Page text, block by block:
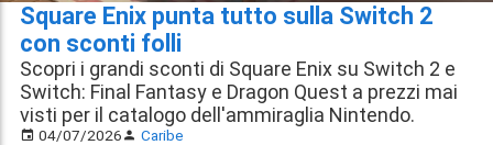
Square Enix punta tutto sulla Switch 2
con sconti folli
Scopri i grandi sconti di Square Enix su Switch 2 e
Switch: Final Fantasy e Dragon Quest a prezzi mai
visti per il catalogo dell'ammiraglia Nintendo.
04/07/2026 Caribe